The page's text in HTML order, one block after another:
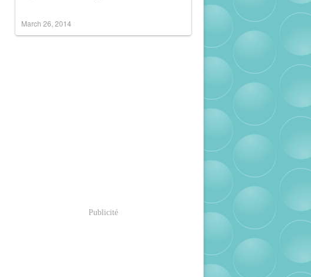
March 26, 2014
Publicité